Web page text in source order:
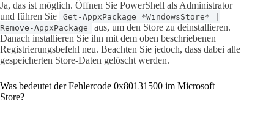
Ja, das ist möglich. Öffnen Sie PowerShell als Administrator
und führen Sie
Get-AppxPackage *WindowsStore* |
Remove-AppxPackage
aus, um den Store zu deinstallieren.
Danach installieren Sie ihn mit dem oben beschriebenen
Registrierungsbefehl neu. Beachten Sie jedoch, dass dabei alle
gespeicherten Store-Daten gelöscht werden.
Was bedeutet der Fehlercode 0x80131500 im Microsoft
Store?